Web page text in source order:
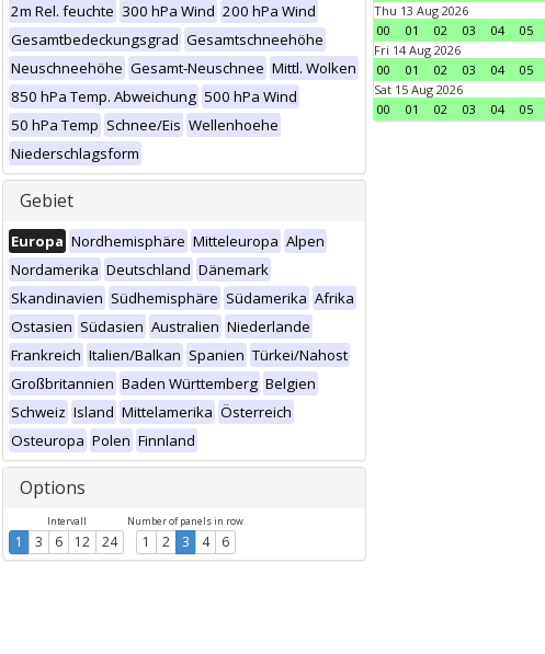
2m Rel. feuchte 300 hPa Wind 200 hPa Wind
Gesamtbedeckungsgrad Gesamtschneehöhe
Neuschneehöhe Gesamt-Neuschnee Mittl. Wolken
850 hPa Temp. Abweichung 500 hPa Wind
50 hPa Temp Schnee/Eis Wellenhoehe
Niederschlagsform
Gebiet
Europa Nordhemisphäre Mitteleuropa Alpen
Nordamerika Deutschland Dänemark
Skandinavien Südhemisphäre Südamerika Afrika
Ostasien Südasien Australien Niederlande
Frankreich Italien/Balkan Spanien Türkei/Nahost
Großbritannien Baden Württemberg Belgien
Schweiz Island Mittelamerika Österreich
Osteuropa Polen Finnland
Options
Intervall
1 3 6 12 24
Number of panels in row
1 2 3 4 6
Thu 13 Aug 2026
00
01 02 03 04 05
Fri 14 Aug 2026
00
01 02 03 04 05
Sat 15 Aug 2026
00
01 02 03 04 05